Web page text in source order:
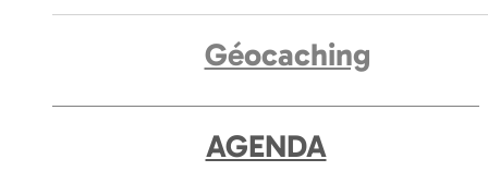
Géocaching
AGENDA